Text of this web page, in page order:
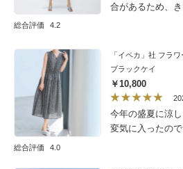
総合評価 4.2
合があるため、
しく、これを選
いた以上によか
い、即、ネイビ
レーとネイビー
ができそうです
く、寒いのが苦
袖丈が長くても
総合評価 4.0
ブラックケイ
￥10,800
今年の盛夏に涼
変気に入ったの